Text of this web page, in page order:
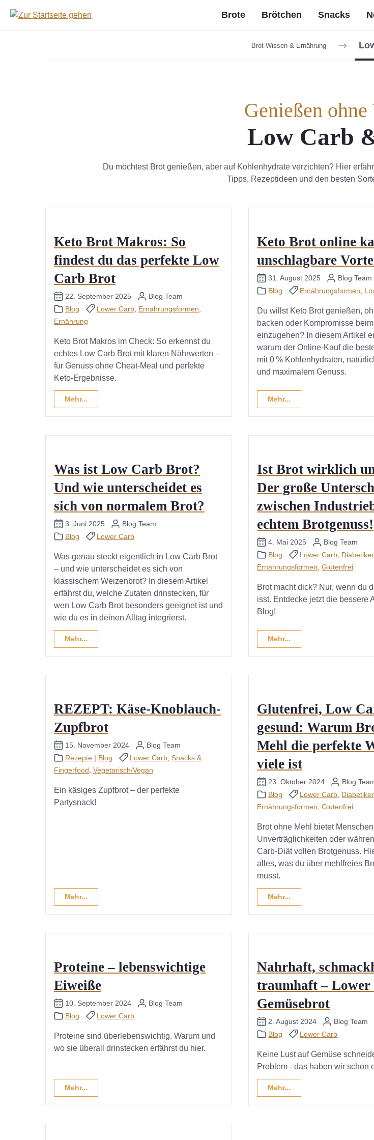
Zur Hauptnavigation springen Brote Brötchen Snacks
Brot-Wissen & Ernährung
Genießen
Low Carb
Du möchtest Brot genießen, aber auf Kohlenhydrate verzichten? Hier
Tipps, Rezeptideen und den besten
Keto Brot Makros: So
findest du das perfekte Low
Carb Brot
22. September 2025
Blog Team
Blog
Lower Carb Ernährungsformen
Ernährung
Keto Brot Makros im Check: So erkennst du
echtes Low Carb Brot mit klaren Nährwerten –
für Genuss ohne Cheat-Meal und perfekte
Keto-Ergebnisse.
Mehr...
Keto Brot online
unschlagbare
31. August 2025
Blog Team
Blog
Ernährungsformen
Du willst Keto Brot genießen,
backen oder Kompromisse
einzugehen? In diesem Artikel
warum der Online-Kauf die
mit 0 % Kohlenhydraten,
und maximalem Genuss.
Mehr...
Was ist Low Carb Brot?
Und wie unterscheidet es
sich von normalem Brot?
3. Juni 2025
Blog Team
Blog
Lower Carb
Was genau steckt eigentlich in Low Carb Brot
– und wie unterscheidet es sich von
klassischem Weizenbrot? In diesem Artikel
erfährst du, welche Zutaten drinstecken, für
wen Low Carb Brot besonders geeignet ist und
wie du es in deinen Alltag integrierst.
Mehr...
Ist Brot wirklich
Der große
zwischen
echtem Brotgenuss!
4. Mai 2025
Blog Team
Blog
Lower Carb Diabetiker,
Ernährungsformen ,Glutenfrei
Brot macht dick? Nur, wenn du
isst. Entdecke jetzt die bessere
Blog!
Mehr...
REZEPT: Käse-Knoblauch-
Zupfbrot
15. November 2024
Blog Team
Rezepte | Blog Lower Carb Snacks &
Fingerfood Vegetarisch/Vegan
Ein käsiges Zupfbrot – der perfekte
Partysnack!
Mehr...
Glutenfrei, Low
gesund: Warum
Mehl die perfekte
viele ist
23. Oktober 2024
Blog
Blog
Lower Carb Diabetiker,
Ernährungsformen ,Glutenfrei
Brot ohne Mehl bietet
Unverträglichkeiten oder
Carb-Diät vollen Brotgenuss.
alles, was du über mehlfreies
musst.
Mehr...
Proteine – lebenswichtige
Eiweiße
10. September 2024
Blog Team
Blog
Lower Carb
Proteine sind überlebenswichtig. Warum und
wo sie überall drinstecken erfährst du hier.
Mehr...
Nahrhaft,
traumhaft – Lower
Gemüsebrot
2. August 2024
Blog Team
Blog
Lower Carb
Keine Lust auf Gemüse
Problem - das haben wir schon
Mehr...